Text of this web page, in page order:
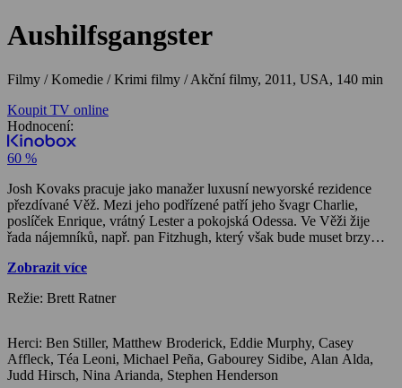
Aushilfsgangster
Filmy / Komedie / Krimi filmy / Akční filmy, 2011, USA, 140 min
Koupit TV online
Hodnocení:
60 %
Josh Kovaks pracuje jako manažer luxusní newyorské rezidence
přezdívané Věž. Mezi jeho podřízené patří jeho švagr Charlie,
poslíček Enrique, vrátný Lester a pokojská Odessa. Ve Věži žije
řada nájemníků, např. pan Fitzhugh, který však bude muset brzy
sympatický stárnoucí bohatý obchodník Arthur Shaw, se kterým
FBI Claire Denhamová, protože se údajně v newyorských bankách
Lester mu například svěřil celoživotní úspory, a protože je na dně,
pokusí se v metru skočit pod vlak. Pád naštěstí přežije, jeho pokus o
sebevraždu však Joshe vyprovokuje k tomu, aby baseballovou
Zobrazit více
Režie: Brett Ratner
Herci: Ben Stiller, Matthew Broderick, Eddie Murphy, Casey
Affleck, Téa Leoni, Michael Peña, Gabourey Sidibe, Alan Alda,
Judd Hirsch, Nina Arianda, Stephen Henderson